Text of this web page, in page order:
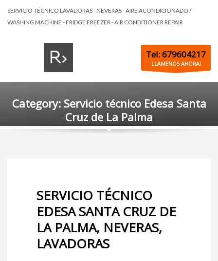
SERVICIO TÉCNICO LAVADORAS - NEVERAS - AIRE ACONDICIONADO /
WASHING MACHINE - FRIDGE FREEZER - AIR CONDITIONER REPAIR
Tel: 679604217
LLAMENOS AHORA!
Category: Servicio técnico Edesa Santa
Cruz de La Palma
SERVICIO TÉCNICO
EDESA SANTA CRUZ DE
LA PALMA, NEVERAS,
LAVADORAS